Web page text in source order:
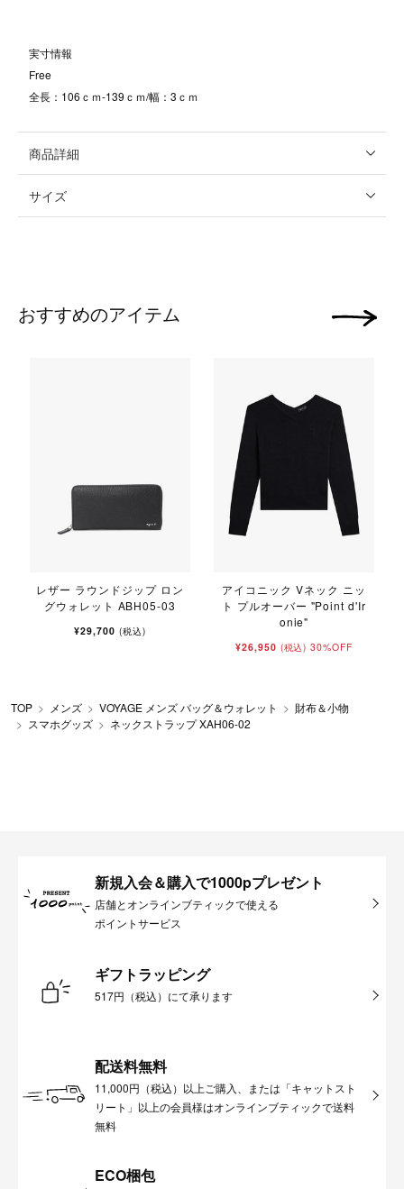
実寸情報
Free
全長：106ｃｍ-139ｃｍ/幅：3ｃｍ
商品詳細
サイズ
おすすめのアイテム
レザー ラウンドジップ ロン
グウォレット ABH05-03
¥29,700 (税込)
アイコニック Vネック ニッ
ト プルオーバー "Point d'Ir
onie"
¥26,950 (税込) 30%OFF
次の画像
TOP メンズ VOYAGE メンズ バッグ＆ウォレット
財布＆小物
スマホグッズ
ネックストラップ XAH06-02
新規入会＆購入で1000pプレゼント
店舗とオンラインブティックで使える
ポイントサービス
ギフトラッピング
517円（税込）にて承ります
配送料無料
11,000円（税込）以上ご購入、または「キャットスト
リート」以上の会員様はオンラインブティックで送料
無料
ECO梱包